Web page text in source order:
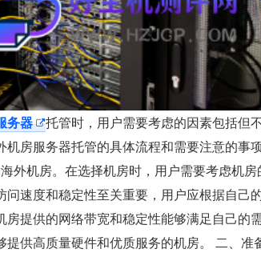
务器
托管时，用户需要考虑的因素包括但
房服务器托管的具体流程和需要注意的事
外机房。在选择机房时，用户需要考虑机房
速度和稳定性至关重要，用户应根据自己
提供的网络带宽和稳定性能够满足自己的需
供高质量硬件和优质服务的机房。 二、准